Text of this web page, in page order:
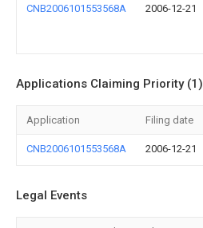
CNB2006101553568A 2006-12-21
Applications Claiming Priority (1)
Application Filing date
CNB2006101553568A 2006-12-21
Legal Events